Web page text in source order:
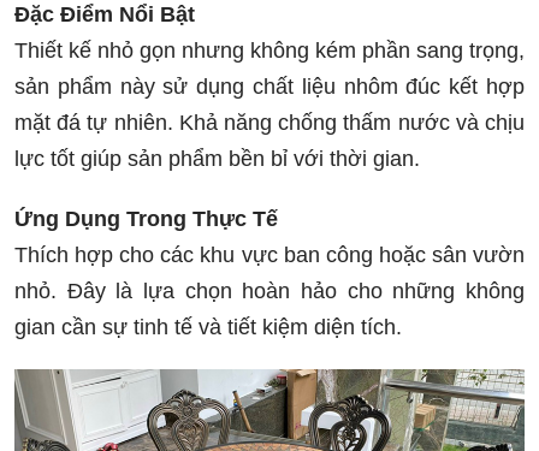
Đặc Điểm Nổi Bật
Thiết kế nhỏ gọn nhưng không kém phần sang trọng,
sản phẩm này sử dụng chất liệu nhôm đúc kết hợp
mặt đá tự nhiên. Khả năng chống thấm nước và chịu
lực tốt giúp sản phẩm bền bỉ với thời gian.
Ứng Dụng Trong Thực Tế
Thích hợp cho các khu vực ban công hoặc sân vườn
nhỏ. Đây là lựa chọn hoàn hảo cho những không
gian cần sự tinh tế và tiết kiệm diện tích.